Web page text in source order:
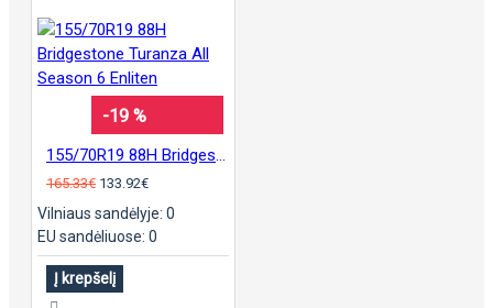
-19 %
165.33€ 133.92€
Vilniaus sandėlyje: 0
EU sandėliuose: 0
Į krepšelį